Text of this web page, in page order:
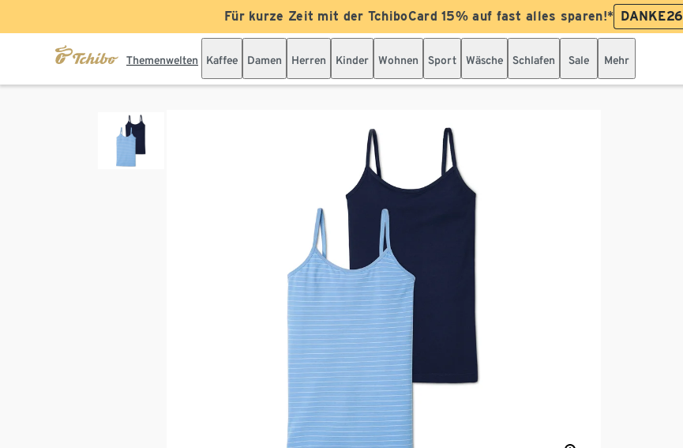
Für kurze Zeit mit der TchiboCard 15% auf fast alles sparen!* DANKE26
Themenwelten Kaffee Damen Herren Kinder Wohnen Sport Wäsche Schlafen Sale Mehr